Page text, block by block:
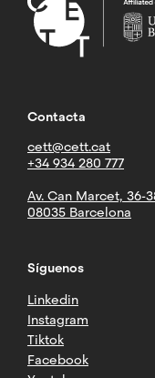
Contacta
cett@cett.cat
+34 934 280 777
Av. Can Marcet, 36-
08035 Barcelona
Síguenos
Linkedin
Instagram
Tiktok
Facebook